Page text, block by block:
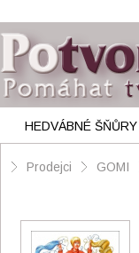
HEDVÁBNÉ ŠŇŮRY
Prodejci GOMI